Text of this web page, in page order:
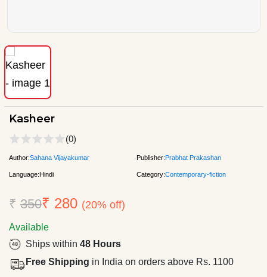
Kasheer
(0)
Author:Sahana Vijayakumar Publisher:Prabhat Prakashan
Language:Hindi Category:Contemporary-fiction
₹ 350₹ 280 (20% off)
Available
Ships within 48 Hours
Free Shipping in India on orders above Rs. 1100